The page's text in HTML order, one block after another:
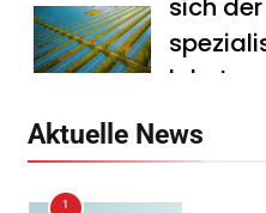
sich
lohnt
Aktuelle News
1